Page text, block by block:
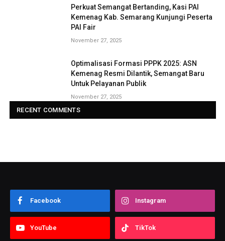
Perkuat Semangat Bertanding, Kasi PAI
Kemenag Kab. Semarang Kunjungi Peserta
PAI Fair
November 27, 2025
Optimalisasi Formasi PPPK 2025: ASN
Kemenag Resmi Dilantik, Semangat Baru
Untuk Pelayanan Publik
November 27, 2025
RECENT COMMENTS
Facebook Instagram
YouTube TikTok